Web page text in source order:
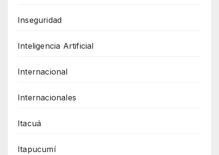
Inseguridad
Inteligencia Artificial
Internacional
Internacionales
Itacuá
Itapucumí